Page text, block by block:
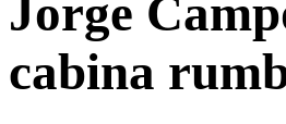
Jorge
cabina